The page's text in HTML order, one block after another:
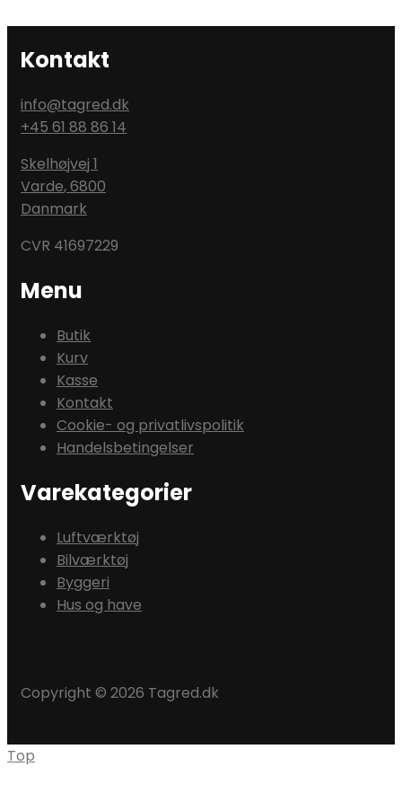
Kontakt
info@tagred.dk
+45 61 88 86 14
Skelhøjvej 1
Varde,6800
Danmark
CVR 41697229
Menu
Butik
Kurv
Kasse
Kontakt
Cookie- og privatlivspolitik
Handelsbetingelser
Varekategorier
Luftværktøj
Bilværktøj
Byggeri
Hus og have
Copyright © 2026 Tagred.dk
Top